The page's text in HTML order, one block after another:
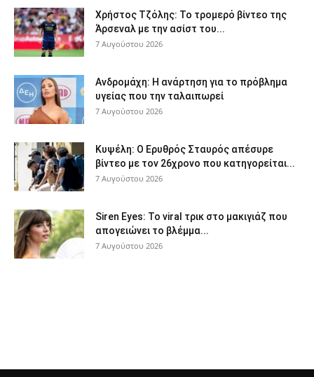
Χρήστος Τζόλης: Το τρομερό βίντεο της
Άρσεναλ με την ασίστ του...
7 Αυγούστου 2026
Ανδρομάχη: Η ανάρτηση για το πρόβλημα
υγείας που την ταλαιπωρεί
7 Αυγούστου 2026
Κυψέλη: Ο Ερυθρός Σταυρός απέσυρε
βίντεο με τον 26χρονο που κατηγορείται...
7 Αυγούστου 2026
Siren Eyes: Το viral τρικ στο μακιγιάζ που
απογειώνει το βλέμμα...
7 Αυγούστου 2026